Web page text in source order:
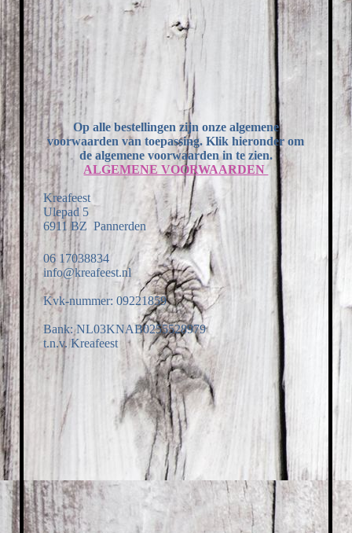
Op alle bestellingen zijn onze algemene
voorwaarden van toepassing. Klik hieronder om
de algemene voorwaarden in te zien.
ALGEMENE VOORWAARDEN
Kreafeest
Ulepad 5
6911 BZ Pannerden
06 17038834
info@kreafeest.nl
Kvk-nummer: 09221859
Bank: NL03KNAB0255528979
t.n.v. Kreafeest